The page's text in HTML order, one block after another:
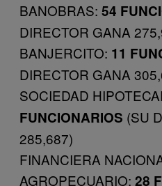
BANOBRAS: 54
DIRECTOR GANA
BANJERCITO: 11
DIRECTOR GANA
SOCIEDAD
FUNCIONARIOS (SU
285,687)
FINANCIERA
AGROPECUARIO: 28